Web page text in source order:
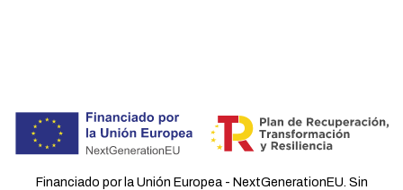
Financiado por la Unión Europea - NextGenerationEU. Sin